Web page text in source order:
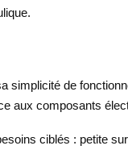
simplicité de
aux composants
ciblés : petite